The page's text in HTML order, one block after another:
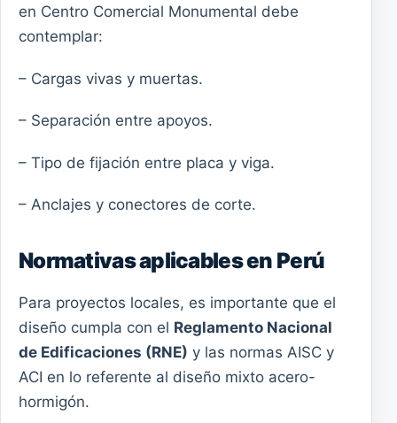
en Centro Comercial Monumental debe
contemplar:
– Cargas vivas y muertas.
– Separación entre apoyos.
– Tipo de fijación entre placa y viga.
– Anclajes y conectores de corte.
Normativas aplicables en Perú
Para proyectos locales, es importante que el
diseño cumpla con el Reglamento Nacional
de Edificaciones (RNE) y las normas AISC y
ACI en lo referente al diseño mixto acero-
hormigón.